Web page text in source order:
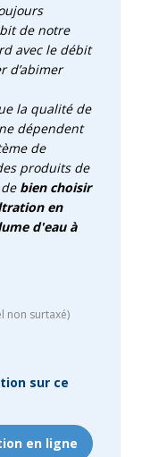
de notre
avec le débit
d’abimer
la qualité de
dépendent
de
produits de
bien choisir
en
d'eau à
non surtaxé)
sur ce
en ligne